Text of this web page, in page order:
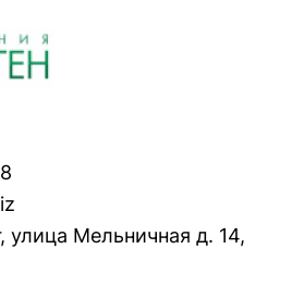
улица Мельничная д. 14,